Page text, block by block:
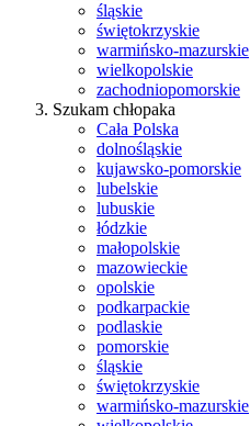
śląskie
świętokrzyskie
warmińsko-mazurskie
wielkopolskie
zachodniopomorskie
Szukam chłopaka
Cała Polska
dolnośląskie
kujawsko-pomorskie
lubelskie
lubuskie
łódzkie
małopolskie
mazowieckie
opolskie
podkarpackie
podlaskie
pomorskie
śląskie
świętokrzyskie
warmińsko-mazurskie